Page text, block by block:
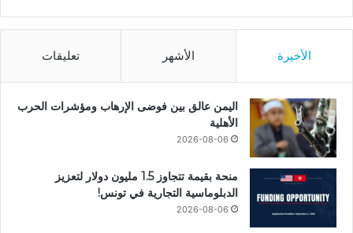
الأخيرة الأشهر تعليقات
اليمن عالق بين فوضى الإرهاب ومؤشرات الحرب
الأهلية
2026-08-06
منحة بقيمة تتجاوز 1.5 مليون دولار لتعزيز
الدبلوماسية التجارية في تونس!
2026-08-06